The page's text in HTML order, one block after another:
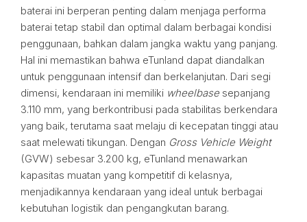
baterai ini berperan penting dalam menjaga performa
baterai tetap stabil dan optimal dalam berbagai kondisi
penggunaan, bahkan dalam jangka waktu yang panjang.
Hal ini memastikan bahwa eTunland dapat diandalkan
untuk penggunaan intensif dan berkelanjutan. Dari segi
dimensi, kendaraan ini memiliki wheelbasesepanjang
3.110 mm, yang berkontribusi pada stabilitas berkendara
yang baik, terutama saat melaju di kecepatan tinggi atau
saat melewati tikungan. Dengan Gross Vehicle Weight
(GVW) sebesar 3.200 kg, eTunland menawarkan
kapasitas muatan yang kompetitif di kelasnya,
menjadikannya kendaraan yang ideal untuk berbagai
kebutuhan logistik dan pengangkutan barang.